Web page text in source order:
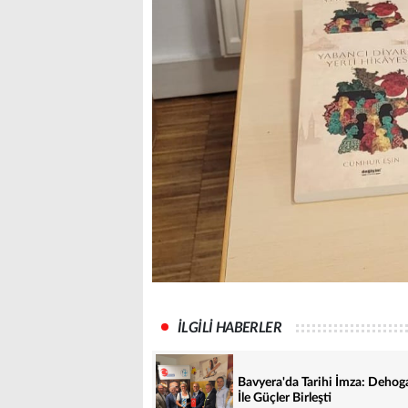
İLGİLİ HABERLER
Bavyera'da Tarihi İmza:
İle Güçler Birleşti